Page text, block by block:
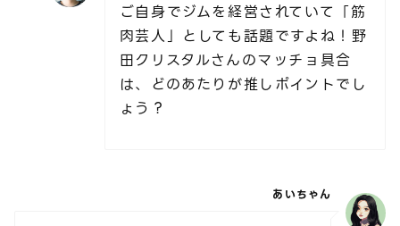
ご自身でジムを経営されていて「筋
肉芸人」としても話題ですよね！野
田クリスタルさんのマッチョ具合
は、どのあたりが推しポイントでし
ょう？
あいちゃん